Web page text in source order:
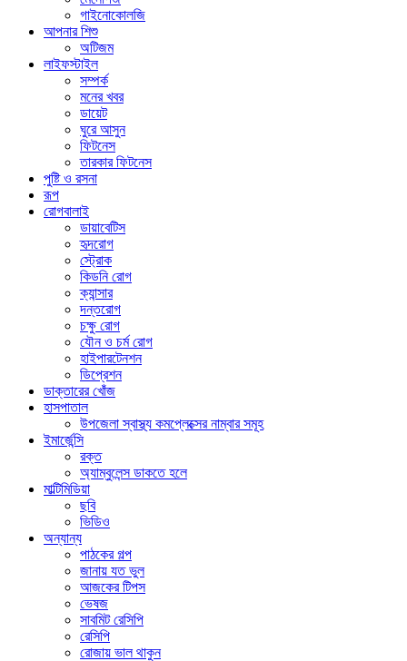
গাইনোকোলজি
আপনার শিশু
অটিজম
লাইফস্টাইল
সম্পর্ক
মনের খবর
ডায়েট
ঘুরে আসুন
ফিটনেস
তারকার ফিটনেস
পুষ্টি ও রসনা
রূপ
রোগবালাই
ডায়াবেটিস
হৃদরোগ
স্ট্রোক
কিডনি রোগ
ক্যান্সার
দন্তরোগ
চক্ষু রোগ
যৌন ও চর্ম রোগ
হাইপারটেনশন
ডিপ্রেশন
ডাক্তারের খোঁজ
হাসপাতাল
উপজেলা স্বাস্থ্য কমপ্লেক্সের নাম্বার সমূহ
ইমার্জেন্সি
রক্ত
অ্যাম্বুলেন্স ডাকতে হলে
মাল্টিমিডিয়া
ছবি
ভিডিও
অন্যান্য
পাঠকের গল্প
জানায় যত ভুল
আজকের টিপস
ভেষজ
সাবমিট রেসিপি
রেসিপি
রোজায় ভাল থাকুন